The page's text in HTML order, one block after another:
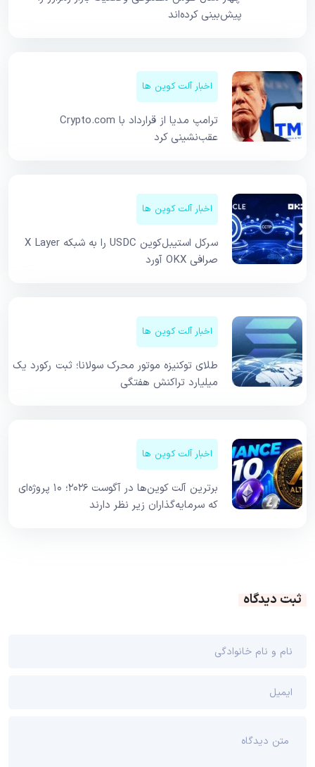
پیش‌بینی کرده‌اند
اخبار آلت کوین ها
ترامپ مدیا از قرارداد با Crypto.com
عقب‌نشینی کرد
اخبار آلت کوین ها
سرکل استیبل‌کوین USDC را به شبکه X Layer
صرافی OKX آورد
اخبار آلت کوین ها
طلای توکنیزه موتور محرک سولانا؛ ثبت رکورد یک
میلیارد تراکنش هفتگی
اخبار آلت کوین ها
برترین آلت کوین‌ها در آگوست ۲۰۲۶؛ ۱۰ پروژه‌ای
که سرمایه‌گذاران زیر نظر دارند
ثبت دیدگاه